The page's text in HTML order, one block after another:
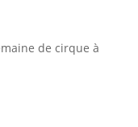
de cirque à